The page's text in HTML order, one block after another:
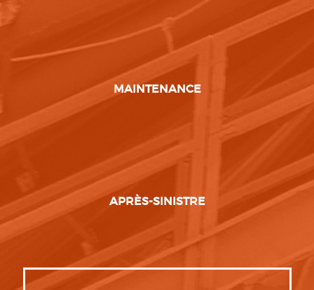
MAINTENANCE
APRÈS-SINISTRE